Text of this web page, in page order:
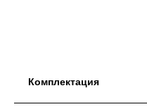
Комплектация